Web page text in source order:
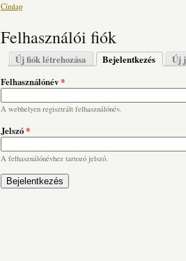
Jelenlegi hely
Címlap
Felhasználói fiók
Elsődleges fülek
Új fiók létrehozása Bejelentkezés (aktív
Új
Felhasználónév*
A webhelyen regisztrált felhasználónév.
Jelszó*
A felhasználónévhez tartozó jelszó.